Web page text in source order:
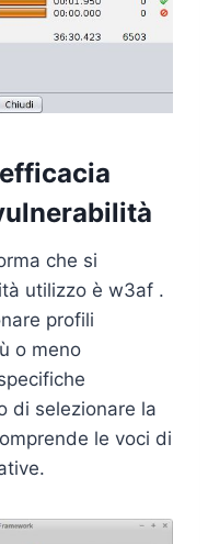
che si
utilizzo è w3af .
profili
o meno
di selezionare la
le voci di